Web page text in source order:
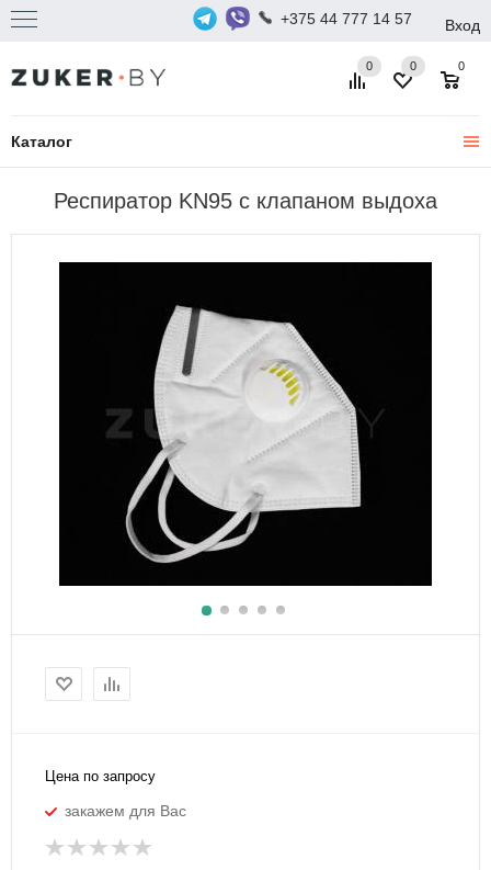
+375 44 777 14 57 Вход
Каталог
0 0
0
Респиратор KN95 с клапаном выдоха
Цена по запросу
закажем для Вас